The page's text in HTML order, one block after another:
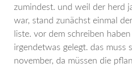
zumindest. und weil der herd
war, stand zunächst einmal
liste. vor dem schreiben
irgendetwas gelegt. das muss
november, da müssen die